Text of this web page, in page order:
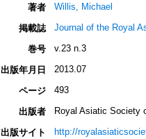
著者 Willis, Michael
掲載誌 Journal of the Royal
巻号 v.23 n.3
出版年月日 2013.07
ページ 493
出版者 Royal Asiatic Society
出版サイト http://